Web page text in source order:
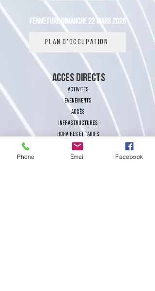
Fermeture dimanche 22 mars 2026
Plan d'occupation
ACCES directs
activités
événements
Accès
Infrastructures
Horaires et tarifs
Réservations
Ecoles & Groupes
Phone Email Facebook